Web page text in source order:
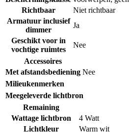
Richtbaar
Niet richtbaar
Armatuur inclusief
dimmer
Ja
Geschikt voor in
vochtige ruimtes
Nee
Accessoires
Met afstandsbediening Nee
Milieukenmerken
Meegeleverde lichtbron
Remaining
Wattage lichtbron
4 Watt
Lichtkleur
Warm wit